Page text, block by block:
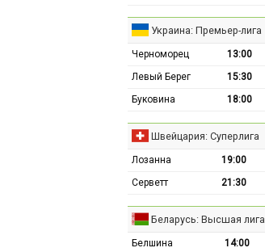
Украина: Премьер-лига
Черноморец 13:00
Левый Берег
15:30
Буковина
18:00
Швейцария: Суперлига
Лозанна 19:00
Серветт
21:30
Беларусь: Высшая лига
Белшина 14:00